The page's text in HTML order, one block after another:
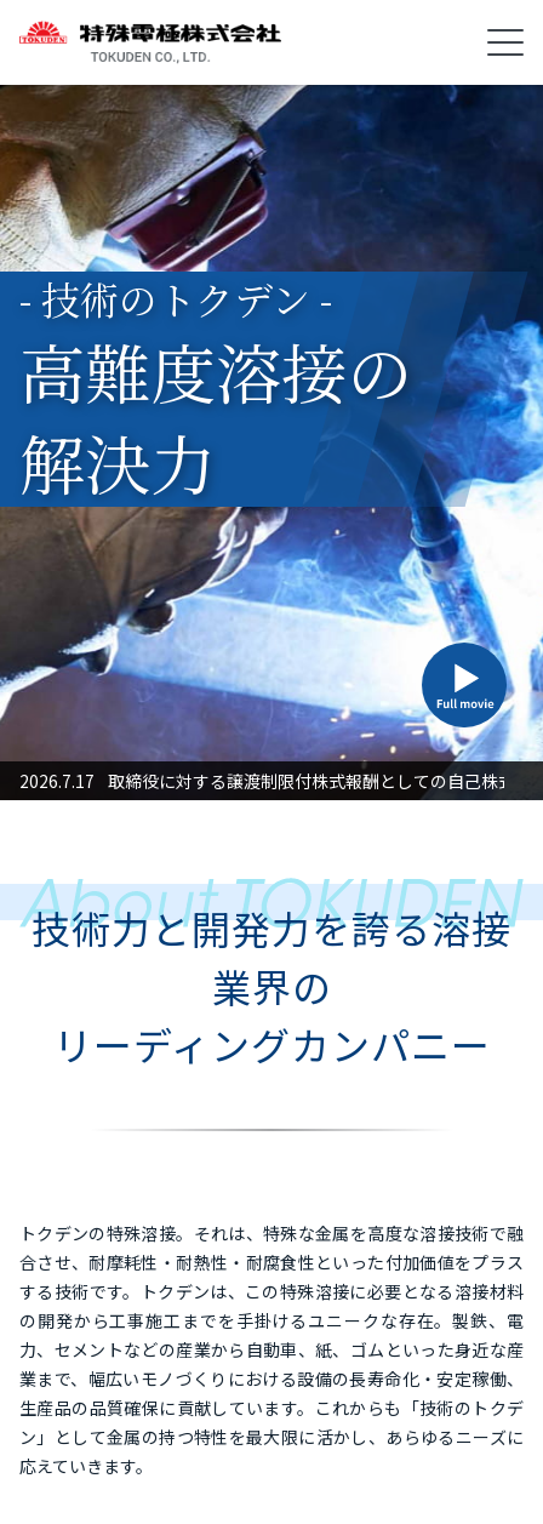
- 技術のトクデン -
高難度溶接の
解決力
2026.7.17 取締役に対する譲渡制限付株式報酬としての自己株式処
技術力と開発力を誇る溶接
業界の
リーディングカンパニー
トクデンの特殊溶接。それは、特殊な金属を高度な溶接技術で融
合させ、耐摩耗性・耐熱性・耐腐食性といった付加価値をプラス
する技術です。トクデンは、この特殊溶接に必要となる溶接材料
の開発から工事施工までを手掛けるユニークな存在。製鉄、電
力、セメントなどの産業から自動車、紙、ゴムといった身近な産
業まで、幅広いモノづくりにおける設備の長寿命化・安定稼働、
生産品の品質確保に貢献しています。これからも「技術のトクデ
ン」として金属の持つ特性を最大限に活かし、あらゆるニーズに
応えていきます。